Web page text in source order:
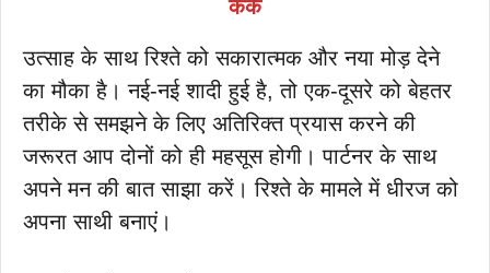
कर्क
उत्साह के साथ रिश्ते को सकारात्मक और नया मोड़ देने
का मौका है। नई-नई शादी हुई है, तो एक-दूसरे को बेहतर
तरीके से समझने के लिए अतिरिक्त प्रयास करने की
जरूरत आप दोनों को ही महसूस होगी। पार्टनर के साथ
अपने मन की बात साझा करें। रिश्ते के मामले में धीरज को
अपना साथी बनाएं।